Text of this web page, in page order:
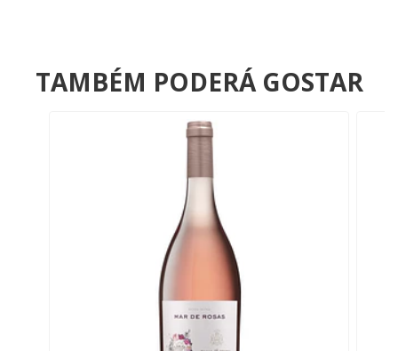
TAMBÉM PODERÁ GOSTAR